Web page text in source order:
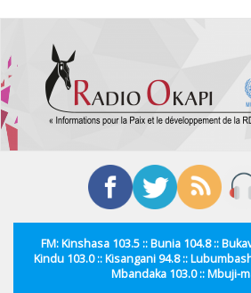
contenu
principal
FM: Kinshasa 103.5 :: Bunia 104.8 ::
Kindu 103.0 :: Kisangani 94.8 ::
Mbandaka 103.0 :: Mbuji-